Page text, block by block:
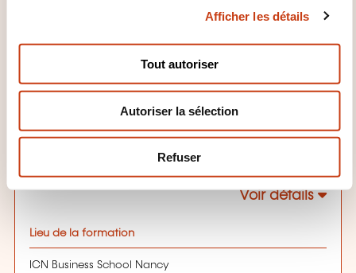
n
Afficher les détails
Tout autoriser
Autoriser la sélection
Refuser
QUAND A LIEU LA PROCHAINE
14.10.2026
01.07.2027
Voir détails
Lieu de la formation
ICN Business School Nancy